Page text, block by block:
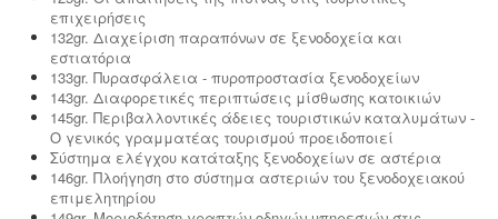
επιχειρήσεις
132gr. Διαχείριση παραπόνων σε ξενοδοχεία και
εστιατόρια
133gr. Πυρασφάλεια - πυροπροστασία ξενοδοχείων
143gr. Διαφορετικές περιπτώσεις μίσθωσης κατοικιών
145gr. Περιβαλλοντικές άδειες τουριστικών καταλυμάτων -
Ο γενικός γραμματέας τουρισμού προειδοποιεί
Σύστημα ελέγχου κατάταξης ξενοδοχείων σε αστέρια
146gr. Πλοήγηση στο σύστημα αστεριών του ξενοδοχειακού
επιμελητηρίου